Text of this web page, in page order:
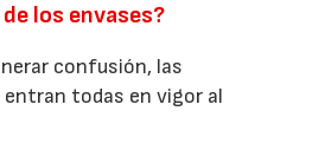
los envases?
confusión, las
todas en vigor al